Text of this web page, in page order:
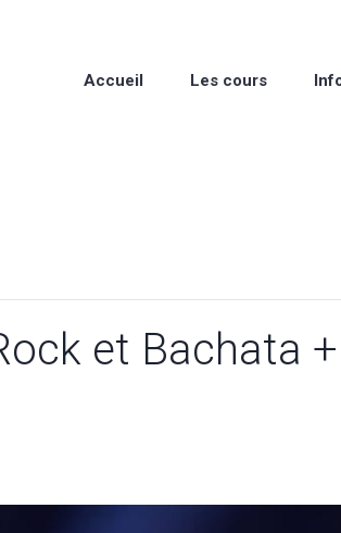
Accueil Les cours
et Bachata